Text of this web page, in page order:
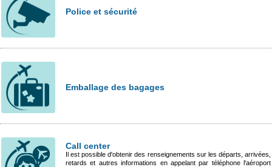
Police et sécurité
Emballage des bagages
Call center
Il est possible d'obtenir des renseignements sur les départs, arrivées,
retards et autres informations en appelant par téléphone l'aéroport